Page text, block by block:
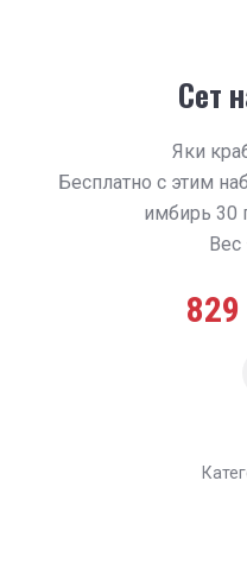
Сет
Яки
Бесплатно с этим
имбирь 30
Вес
829